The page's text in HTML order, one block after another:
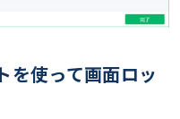
使って画面ロッ